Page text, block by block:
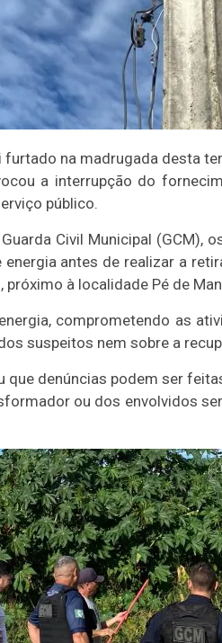
na madrugada desta
a interrupção do
público.
Civil Municipal (GCM),
antes de realizar a
à localidade Pé de
comprometendo as
suspeitos nem sobre a
que denúncias podem ser
ou dos envolvidos